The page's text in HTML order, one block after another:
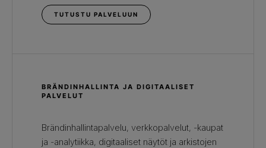
TUTUSTU PALVELUUN
BRÄNDINHALLINTA JA DIGITAALISET
PALVELUT
Brändinhallintapalvelu, verkkopalvelut, -kaupat
ja -analytiikka, digitaaliset näytöt ja arkistojen